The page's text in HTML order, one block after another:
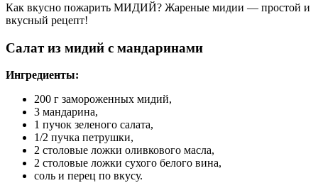
Как вкусно пожарить МИДИЙ? Жареные мидии — простой и
вкусный рецепт!
Салат из мидий с мандаринами
Ингредиенты:
200 г замороженных мидий,
3 мандарина,
1 пучок зеленого салата,
1/2 пучка петрушки,
2 столовые ложки оливкового масла,
2 столовые ложки сухого белого вина,
соль и перец по вкусу.